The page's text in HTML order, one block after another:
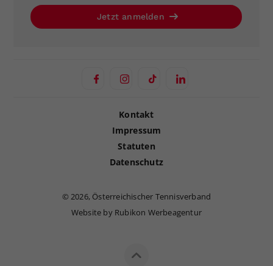
Jetzt anmelden
Kontakt
Impressum
Statuten
Datenschutz
©2026, Österreichischer Tennisverband
Website by Rubikon Werbeagentur